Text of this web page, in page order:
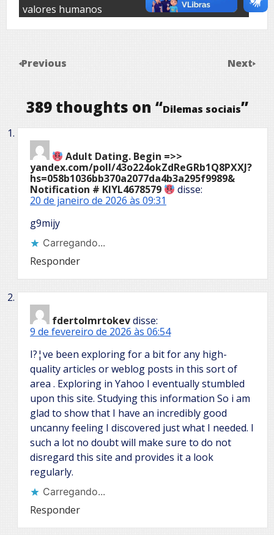
valores humanos
Previous Next
389 thoughts on “Dilemas sociais”
Adult Dating. Begin =>>
yandex.com/poll/43o224okZdReGRb1Q8PXXJ?
hs=058b1036bb370a2077da4b3a295f9989&
Notification # KIYL4678579
disse:
20 de janeiro de 2026 às 09:31
g9mijy
Carregando...
Responder
fdertolmrtokevdisse:
9 de fevereiro de 2026 às 06:54
I?¦ve been exploring for a bit for any high-
quality articles or weblog posts in this sort of
area . Exploring in Yahoo I eventually stumbled
upon this site. Studying this information So i am
glad to show that I have an incredibly good
uncanny feeling I discovered just what I needed. I
such a lot no doubt will make sure to do not
disregard this site and provides it a look
regularly.
Carregando...
Responder